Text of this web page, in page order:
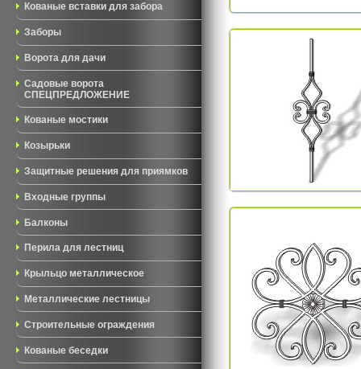
Кованые вставки для забора
Заборы
Ворота для дачи
Садовые ворота
СПЕЦПРЕДЛОЖЕНИЕ
Кованые мостики
Козырьки
Защитные решения для приямков
Входные группы
Балконы
Перила для лестниц
Крыльцо металлическое
Металлические лестницы
Строительные ограждения
Кованые беседки